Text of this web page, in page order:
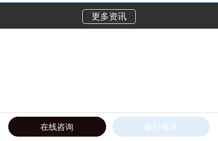
更多资讯
在线电话 产品中心 工程案例 关于我们
在线咨询 拨打电话